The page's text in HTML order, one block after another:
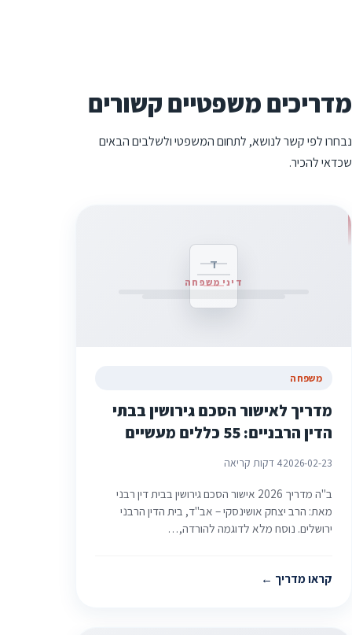
מדריכים משפטיים קשורים
נבחרו לפי קשר לנושא, לתחום המשפטי ולשלבים הבאים
שכדאי להכיר.
ד
דיני משפחה
משפחה
מדריך לאישור הסכם גירושין בבתי
הדין הרבניים: 55 כללים מעשיים
2026-02-234 דקות קריאה
ב"ה מדריך 2026 אישור הסכם גירושין בבית דין רבני
מאת: הרב יצחק אושינסקי – אב"ד, בית הדין הרבני
ירושלים. נוסח מלא לדוגמה להורדה,…
קראו מדריך